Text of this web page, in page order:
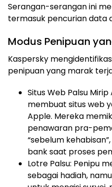
Serangan-serangan ini
termasuk pencurian data
Modus Penipuan
Kaspersky
penipuan yang marak
Situs Web Palsu
membuat situs web
Apple. Mereka
penawaran pra-
“sebelum
bank saat proses
Lotre Palsu: Penipu
sebagai hadiah,